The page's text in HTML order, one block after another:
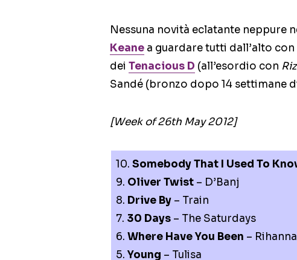
Nessuna novità eclatante neppure
Keane a guardare tutti dall’alto con
dei Tenacious D (all’esordio con
Sandé (bronzo dopo 14 settimane
[Week of 26th May 2012]
10. Somebody That I Used To
9. Oliver Twist – D’Banj
8. Drive By – Train
7. 30 Days – The Saturdays
6. Where Have You Been – Rihanna
5. Young – Tulisa